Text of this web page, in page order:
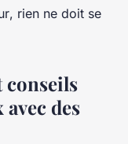
, rien ne doit se
conseils
des